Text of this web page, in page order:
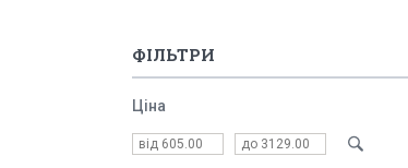
ФІЛЬТРИ
Ціна